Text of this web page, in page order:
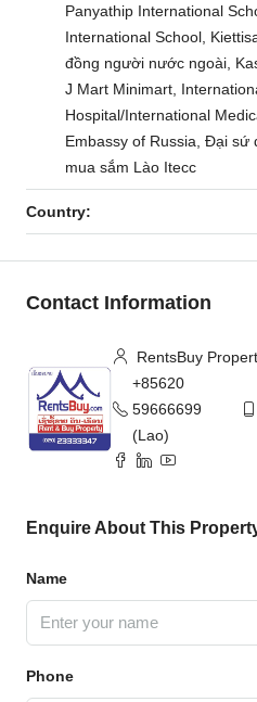
Panyathip International
International School,
đồng người nước ngoài,
J Mart Minimart,
Hospital/International
Embassy of Russia, Đại sứ
mua sắm Lào Itecc
Country:
Contact Information
RentsBuy
+85620
59666699
(Lao)
Enquire About This
Name
Phone